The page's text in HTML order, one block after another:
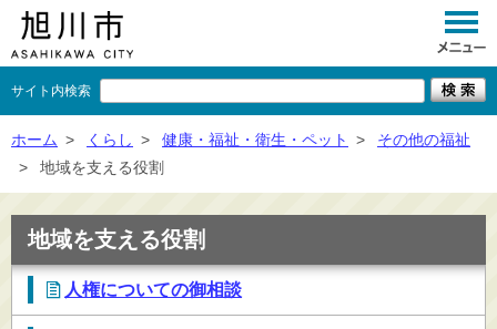
サイト内検索
くらし
事業者向け
施設一覧
ホーム > くらし > 健康・福祉・衛生・ペット >
その他の福祉
>
地域を支える役割
地域を支える役割
人権についての御相談